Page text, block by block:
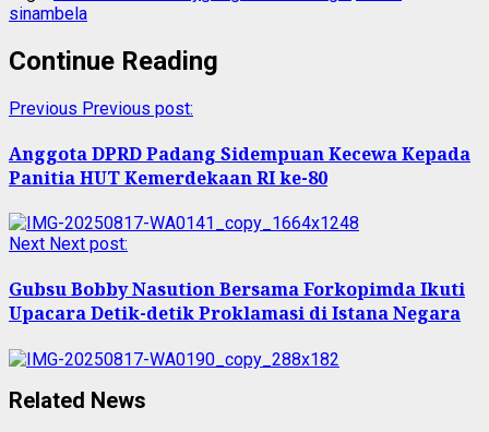
sinambela
Continue Reading
Previous Previous post:
Anggota DPRD Padang Sidempuan Kecewa Kepada
Panitia HUT Kemerdekaan RI ke-80
Next Next post:
Gubsu Bobby Nasution Bersama Forkopimda Ikuti
Upacara Detik-detik Proklamasi di Istana Negara
Related News